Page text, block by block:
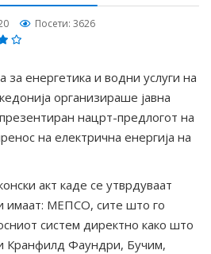
Посети: 3626
за енергетика и водни услуги на
организираше јавна
нацрт-предлогот на
на електрична енергија на
акт каде се утврдуваат
имаат: МЕПСО, сите што го
систем директно како што
Кранфилд Фаундри, Бучим,